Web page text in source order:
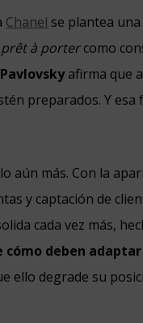
Chanel se plantea
prêt à portercomo
afirma que
preparados. Y esa
aún más. Con la
y captación de
cada vez más,
deben
ello degrade su